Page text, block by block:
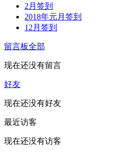
2月签到
2018年元月签到
12月签到
留言板全部
现在还没有留言
好友
现在还没有好友
最近访客
现在还没有访客